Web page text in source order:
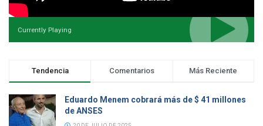
Currently Playing
Tendencia Comentarios Más Reciente
Eduardo Menem cobrará más de $ 41 millones
de ANSES